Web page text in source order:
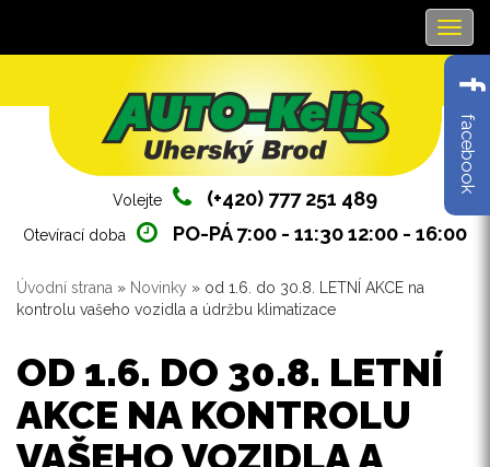
facebook
Volejte (+420) 777 251 489
Otevírací doba PO-PÁ 7:00 - 11:30 12:00 - 16:00
Jste zde
Úvodní strana » Novinky » od 1.6. do 30.8. LETNÍ AKCE na
kontrolu vašeho vozidla a údržbu klimatizace
OD 1.6. DO 30.8. LETNÍ
AKCE NA KONTROLU
VAŠEHO VOZIDLA A